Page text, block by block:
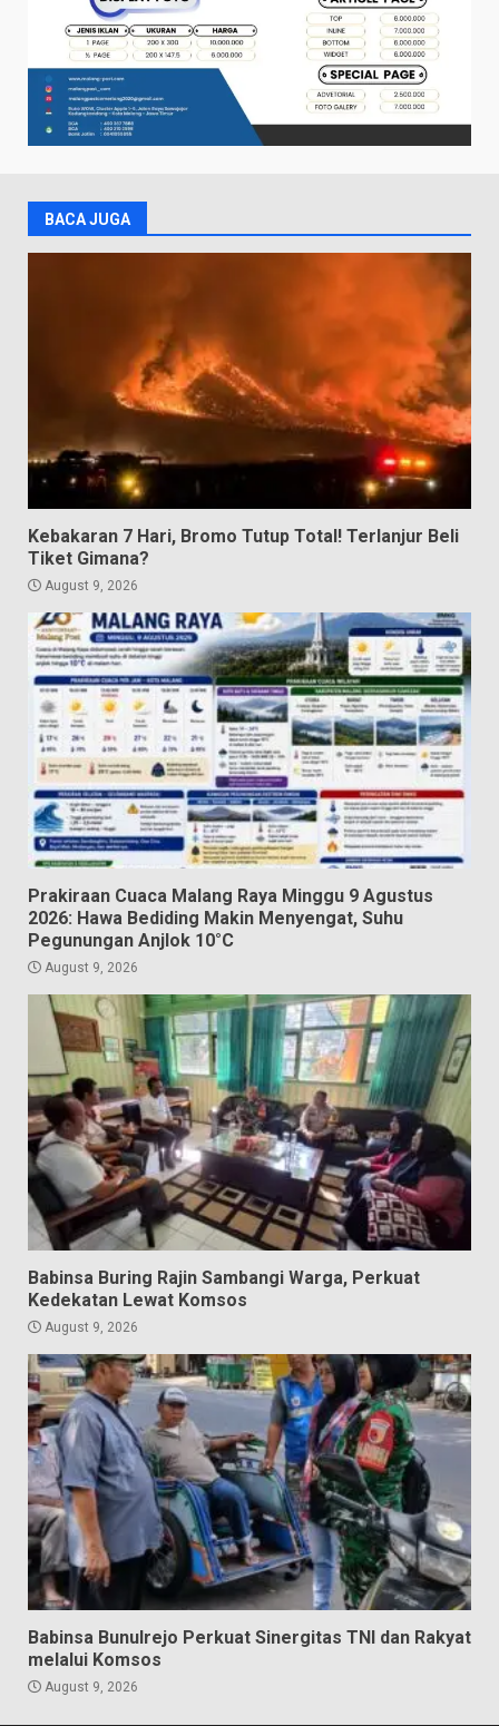
BACA JUGA
Kebakaran 7 Hari, Bromo Tutup Total! Terlanjur Beli
Tiket Gimana?
August 9, 2026
Prakiraan Cuaca Malang Raya Minggu 9 Agustus
2026: Hawa Bediding Makin Menyengat, Suhu
Pegunungan Anjlok 10°C
August 9, 2026
Babinsa Buring Rajin Sambangi Warga, Perkuat
Kedekatan Lewat Komsos
August 9, 2026
Babinsa Bunulrejo Perkuat Sinergitas TNI dan Rakyat
melalui Komsos
August 9, 2026